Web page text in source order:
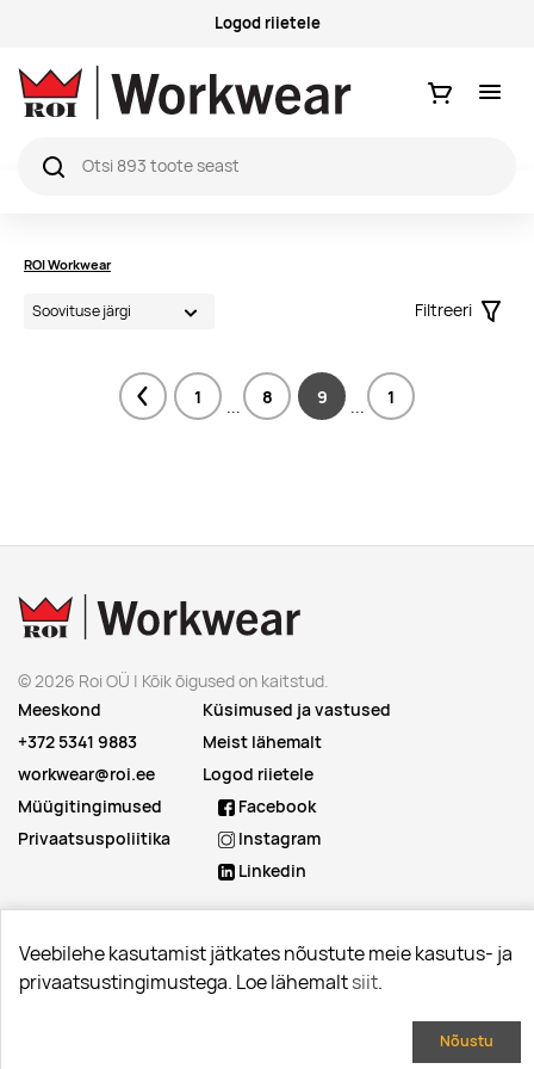
Logod riietele
Ostukorv
ROI Workwear
Filtreeri
Filter
Previous
1 ... 8 9 ... 1
© 2026 Roi OÜ | Kõik õigused on kaitstud.
Meeskond
+372 5341 9883
workwear@roi.ee
Küsimused ja vastused
Meist lähemalt
Logod riietele
Müügitingimused
Privaatsuspoliitika
Facebook
Instagram
Linkedin
Veebilehe kasutamist jätkates nõustute meie kasutus- ja
privaatsustingimustega. Loe lähemaltsiit.
Nõustu